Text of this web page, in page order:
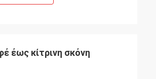
έως κίτρινη σκόνη